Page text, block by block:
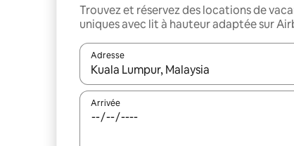
Trouvez et réservez des locations de
uniques avec lit à hauteur adaptée sur
Adresse
Lorsque les résultats s'affichent, utilisez les
Arrivée